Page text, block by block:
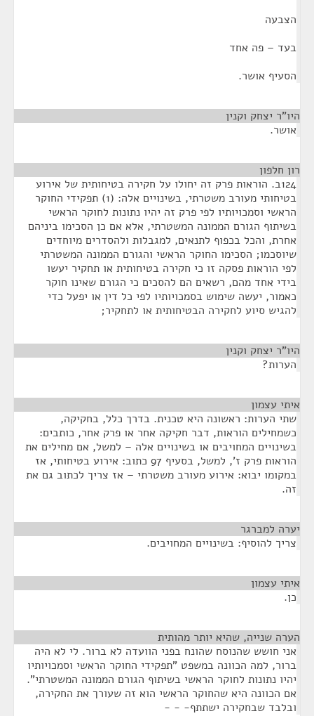
הצבעה
בעד – פה אחד
הסעיף אושר.
היו"ר יצחק וקנין
אושר.
רון חלפון
124ב. הוראות פרק זה יחולו על חקירה בטיחותית של אירוע
בטיחותי מעורב משטרתי, בשינויים אלה: (1) תפקידי החוקר
הראשי וסמכויותיו לפי פרק זה יהיו נתונות לחוקר הראשי
בשיתוף הגורם הממונה המשטרתי, אלא אם כן הסכימו ביניהם
אחרת, והכל בכפוף לתנאים, למגבלות ולהסדרים מיוחדים
שיוסכמו; הסכימו החוקר הראשי והגורם הממונה המשטרתי
לפי הוראות פסקה זו כי חקירה בטיחותית או תחקיר יעשו
בידי אחד מהם, רשאים הם להסכים כי הגורם שאינו חוקר
כאמור, יעשה שימוש בסמכויותיו לפי כל דין או יפעל כדי
להגיש סיוע לחקירה הבטיחותית או לתחקיר;
היו"ר יצחק וקנין
הערות?
איתי עצמון
שתי הערות: ראשונה היא טכנית. בדרך כלל, בחקיקה,
כשמחילים הוראות, דבר חקיקה אחר או פרק אחר, כותבים:
בשינויים המחויבים או בשינויים אלה – למשל, אם מחילים את
הוראות פרק ז', למשל, בסעיף 97 כתוב: אירוע בטיחותי, אז
במקומו יבוא: אירוע מעורב משטרתי – אז צריך לכתוב גם את
זה.
יערה למברגר
צריך להוסיף: בשינויים המחויבים.
איתי עצמון
כן.
הערה שנייה, שהיא יותר מהותית
אני חושש שהנוסח שהונח בפני הוועדה לא ברור. לי לא היה
ברור, למה הכוונה במשפט "תפקידי החוקר הראשי וסמכויותיו
יהיו נתונות לחוקר הראשי בשיתוף הגורם הממונה המשטרתי".
אם הכוונה היא שהחוקר הראשי הוא זה שעורך את החקירה,
ובלבד שבחקירה ישתתף- - -